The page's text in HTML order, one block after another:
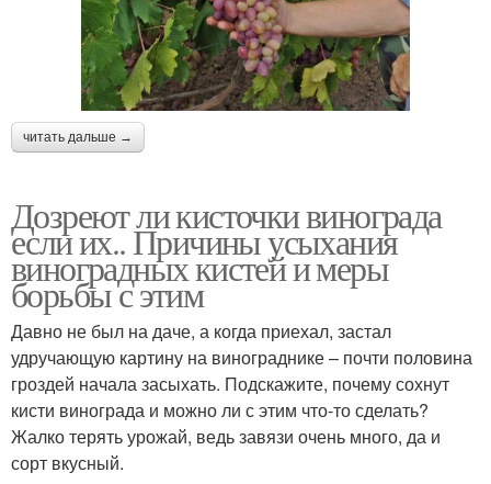
читать дальше →
Дозреют ли кисточки винограда
если их.. Причины усыхания
виноградных кистей и меры
борьбы с этим
Давно не был на даче, а когда приехал, застал
удручающую картину на винограднике – почти половина
гроздей начала засыхать. Подскажите, почему сохнут
кисти винограда и можно ли с этим что-то сделать?
Жалко терять урожай, ведь завязи очень много, да и
сорт вкусный.